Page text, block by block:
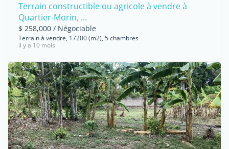
Terrain constructible ou agricole à vendre à
Quartier-Morin, ...
$ 258,000 / Négociable
Terrain à vendre, 17200 (m2), 5 chambres
il y a 10 mois